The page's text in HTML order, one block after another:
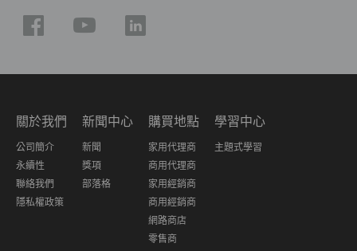
關於我們
公司簡介
永續性
聯絡我們
隱私權政策
新聞中心
新聞
獎項
部落格
購買地點
家用代理商
商用代理商
家用經銷商
商用經銷商
網路商店
零售商
學習中心
主題式學習